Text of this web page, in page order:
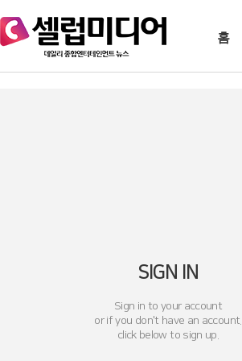
홈
SIGN IN
Sign in to your account
or if you don't have an account.
click below to sign up.